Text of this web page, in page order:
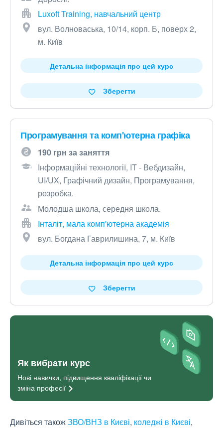
Luxoft Training, навчальний центр
вул. Волноваська, 10/14, корп. Б, поверх 2,
м. Київ
Детальна інформація про цей курс
Зберегти
Програмування та комп'ютерна графіка
190 грн за заняття
Інформаційні технології, IT - Вебдизайн,
UI/UX, Графічний дизайн, Програмування,
розробка.
Молодша школа, середня школа.
Інталіт, мала комп'ютерна академія
вул. Богдана Гаврилишина, 7, м. Київ
Детальна інформація про цей курс
Зберегти
Як вибрати курс
Нові навички, підвищення кваліфікації чи
зміна професії
Дивіться такожЗВО/ВНЗ в Києві, коледжі в Києві,